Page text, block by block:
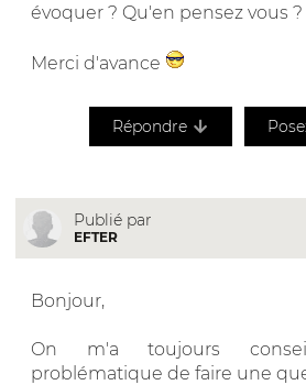
évoquer ? Qu'en pensez vous ?
Merci d'avance
Répondre
Publié par
EFTER
Bonjour,
On m'a toujours
problématique de faire une